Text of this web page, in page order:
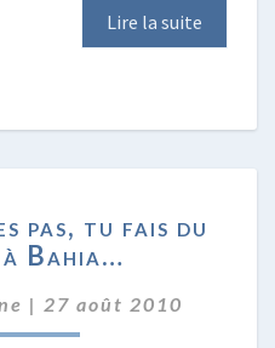
Lire la suite
NE
T’INQUIÈTES
TU
FAIS
pas, tu fais du
Bahia…
| 27 août 2010